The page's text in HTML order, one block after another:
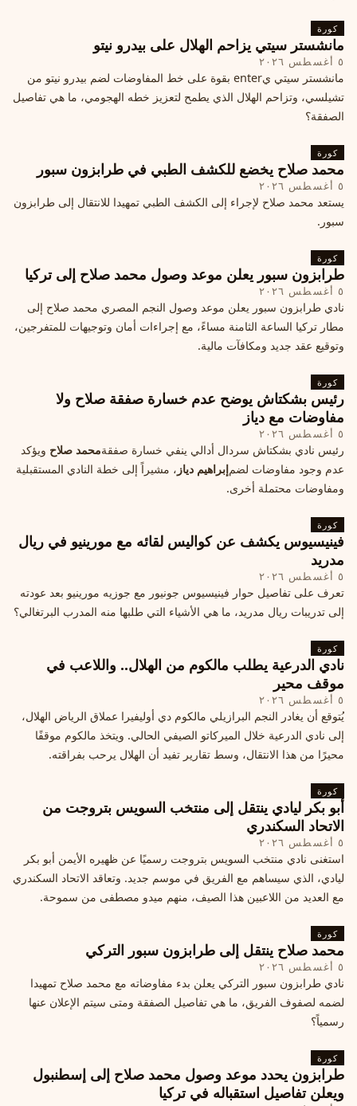
كورة
مانشستر سيتي يزاحم الهلال على بيدرو نيتو
٥ أغسطس ٢٠٢٦
مانشستر سيتي يenter بقوة على خط المفاوضات لضم بيدرو نيتو من
تشيلسي، وتزاحم الهلال الذي يطمح لتعزيز خطه الهجومي، ما هي تفاصيل
الصفقة؟
كورة
محمد صلاح يخضع للكشف الطبي في طرابزون سبور
٥ أغسطس ٢٠٢٦
يستعد محمد صلاح لإجراء إلى الكشف الطبي تمهيدا للانتقال إلى طرابزون
سبور.
كورة
طرابزون سبور يعلن موعد وصول محمد صلاح إلى تركيا
٥ أغسطس ٢٠٢٦
نادي طرابزون سبور يعلن موعد وصول النجم المصري محمد صلاح إلى
مطار تركيا الساعة الثامنة مساءً، مع إجراءات أمان وتوجيهات للمتفرجين،
وتوقيع عقد جديد ومكافآت مالية.
كورة
رئيس بشكتاش يوضح عدم خسارة صفقة صلاح ولا
مفاوضات مع دياز
٥ أغسطس ٢٠٢٦
رئيس نادي بشكتاش سردال أدالي ينفي خسارة صفقةمحمد صلاح ويؤكد
عدم وجود مفاوضات لضمإبراهيم دياز ، مشيراً إلى خطة النادي المستقبلية
ومفاوضات محتملة أخرى.
كورة
فينيسيوس يكشف عن كواليس لقائه مع مورينيو في ريال
مدريد
٥ أغسطس ٢٠٢٦
تعرف على تفاصيل حوار فينيسيوس جونيور مع جوزيه مورينيو بعد عودته
إلى تدريبات ريال مدريد، ما هي الأشياء التي طلبها منه المدرب البرتغالي؟
كورة
نادي الدرعية يطلب مالكوم من الهلال.. واللاعب في
موقف محير
٥ أغسطس ٢٠٢٦
يُتوقع أن يغادر النجم البرازيلي مالكوم دي أوليفيرا عملاق الرياض الهلال،
إلى نادي الدرعية خلال الميركاتو الصيفي الحالي. ويتخذ مالكوم موقفًا
محيرًا من هذا الانتقال، وسط تقارير تفيد أن الهلال يرحب بفراقته.
كورة
أبو بكر ليادي ينتقل إلى منتخب السويس بتروجت من
الاتحاد السكندري
٥ أغسطس ٢٠٢٦
استغنى نادي منتخب السويس بتروجت رسميًا عن ظهيره الأيمن أبو بكر
ليادي، الذي سيساهم مع الفريق في موسم جديد. وتعاقد الاتحاد السكندري
مع العديد من اللاعبين هذا الصيف، منهم ميدو مصطفى من سموحة.
كورة
محمد صلاح ينتقل إلى طرابزون سبور التركي
٥ أغسطس ٢٠٢٦
نادي طرابزون سبور التركي يعلن بدء مفاوضاته مع محمد صلاح تمهيدا
لضمه لصفوف الفريق، ما هي تفاصيل الصفقة ومتى سيتم الإعلان عنها
رسمياً؟
كورة
طرابزون يحدد موعد وصول محمد صلاح إلى إسطنبول
ويعلن تفاصيل استقباله في تركيا